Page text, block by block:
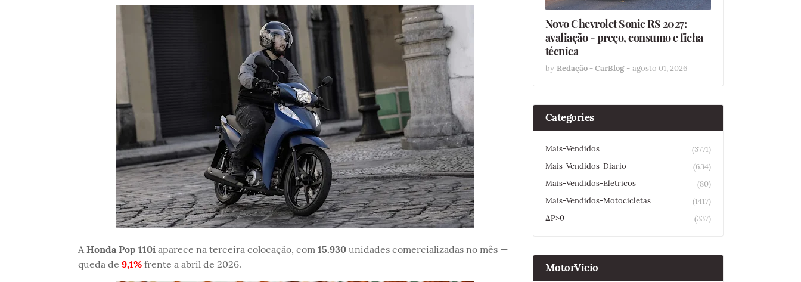
A Honda Pop 110iaparece na terceira colocação, com 15.930unidades comercializadas no mês —
queda de 9,1%frente a abril de 2026.
Novo Chevrolet Sonic RS 2027:
avaliação - preço, consumo e ficha
técnica
by Redação - CarBlog - agosto 01, 2026
Categories
Mais-Vendidos
(3771)
Mais-Vendidos-Diario
(634)
Mais-Vendidos-Eletricos
(80)
Mais-Vendidos-Motocicletas
(1417)
ΔP>0
(337)
MotorVicio